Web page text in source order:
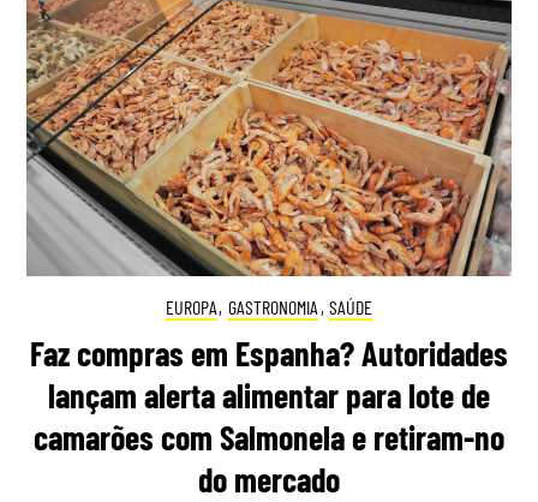
EUROPA, GASTRONOMIA , SAÚDE
Faz compras em Espanha? Autoridades
lançam alerta alimentar para lote de
camarões com Salmonela e retiram-no
do mercado